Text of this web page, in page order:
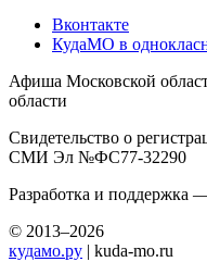
Вконтакте
КудаМО в
Афиша Московской
области
Свидетельство о
СМИ Эл №ФС77-32290
Разработка и поддержка
© 2013–2026
кудамо.ру | kuda-mo.ru